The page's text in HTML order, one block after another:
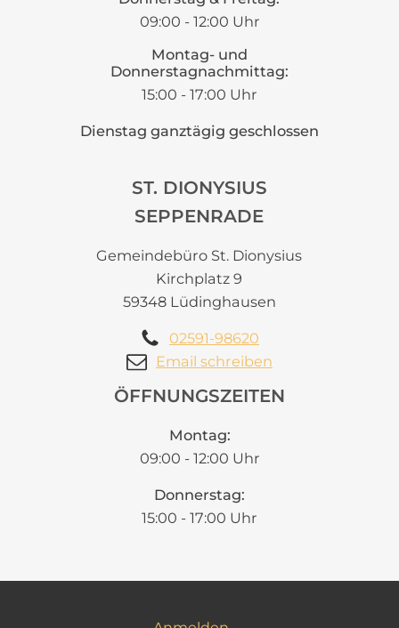
ST. DIONYSIUS
SEPPENRADE
Gemeindebüro St. Dionysius
Kirchplatz 9
59348 Lüdinghausen
02591-98620
Email schreiben
09:00 - 12:00 Uhr
Montag- und
Donnerstagnachmittag:
15:00 - 17:00 Uhr
Dienstag ganztägig geschlossen
ÖFFNUNGSZEITEN
Montag:
09:00 - 12:00 Uhr
Donnerstag:
15:00 - 17:00 Uhr